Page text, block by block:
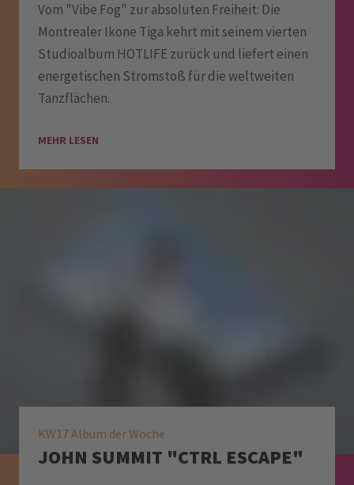
Vom "Vibe Fog" zur absoluten Freiheit: Die
Montrealer Ikone Tiga kehrt mit seinem vierten
Studioalbum HOTLIFE zurück und liefert einen
energetischen Stromstoß für die weltweiten
Tanzflächen.
MEHR LESEN
KW17 Album der Woche
JOHN SUMMIT "CTRL ESCAPE"